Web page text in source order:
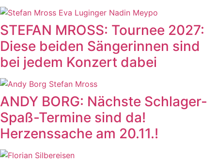
STEFAN MROSS: Tournee 2027:
Diese beiden Sängerinnen sind
bei jedem Konzert dabei
ANDY BORG: Nächste Schlager-
Spaß-Termine sind da!
Herzenssache am 20.11.!